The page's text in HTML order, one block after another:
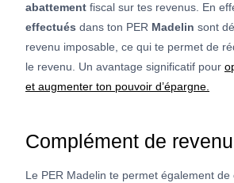
abattement fiscal sur tes revenus. En
effectués dans ton PER Madelin sont
revenu imposable, ce qui te permet de
le revenu. Un avantage significatif pour
et augmenter ton pouvoir d’épargne.
Complément de
Le PER Madelin te permet également de